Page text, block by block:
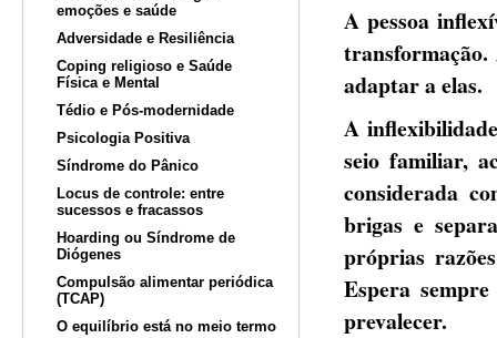
emoções e saúde
Adversidade e Resiliência
Coping religioso e Saúde
Física e Mental
Tédio e Pós-modernidade
Psicologia Positiva
Síndrome do Pânico
Locus de controle: entre
sucessos e fracassos
Hoarding ou Síndrome de
Diógenes
Compulsão alimentar periódica
(TCAP)
O equilíbrio está no meio termo
A pessoa
transformação.
adaptar a elas.
A
seio familiar,
considerada
brigas e
próprias
Espera
prevalecer.